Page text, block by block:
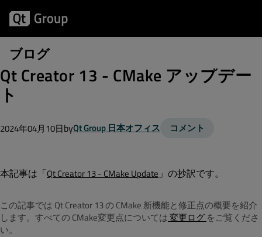
ブログ
Qt Creator 13 - CMake アップデー
ト
2024年04月10日byQt Group 日本オフィス コメント
本記事は「Qt Creator 13 - CMake Update 」の抄訳です。
この記事では Qt Creator 13 の CMake 新機能と修正点の概要を紹介
します。すべての CMake変更点については変更ログ をご覧くださ
い。